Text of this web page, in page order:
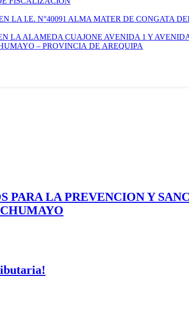
LA I.E. N°40091 ALMA MATER DE CONGATA
LA ALAMEDA CUAJONE AVENIDA 1 Y
– PROVINCIA DE AREQUIPA
PARA LA PREVENCION Y